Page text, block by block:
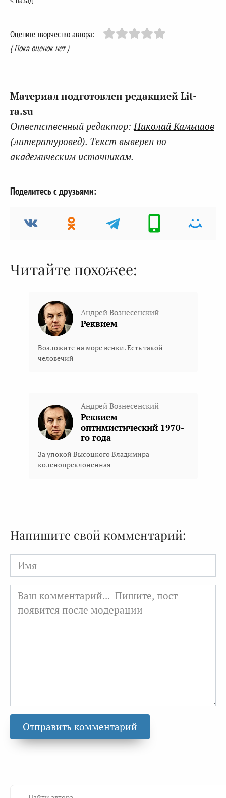
Оцените творчество автора:
( Пока оценок нет )
Материал подготовлен редакцией Lit-
ra.su
Ответственный редактор: Николай Камышов
(литературовед). Текст выверен по
академическим источникам.
Поделитесь с друзьями:
Читайте похожее:
Андрей Вознесенский
Реквием
Возложите на море венки. Есть такой
человечий
Андрей Вознесенский
Реквием
оптимистический 1970-
го года
За упокой Высоцкого Владимира
коленопреклоненная
Напишите свой комментарий:
Имя